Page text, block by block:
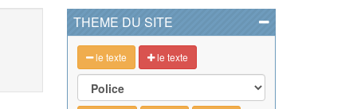
THEME DU SITE
le texte le texte